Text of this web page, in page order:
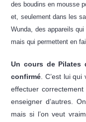
des boudins en mousse
et, seulement dans les
Wunda, des appareils
mais qui permettent en
Un cours de Pilates
confirmé. C’est lui
effectuer
enseigner d’autres.
mais si l’on veut